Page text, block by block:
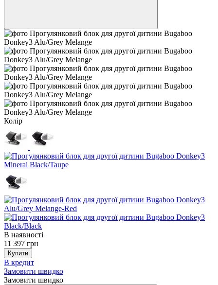
Колір
В наявності
11 397 грн
Купити
В кредит
Замовити швидко
Замовити швидко